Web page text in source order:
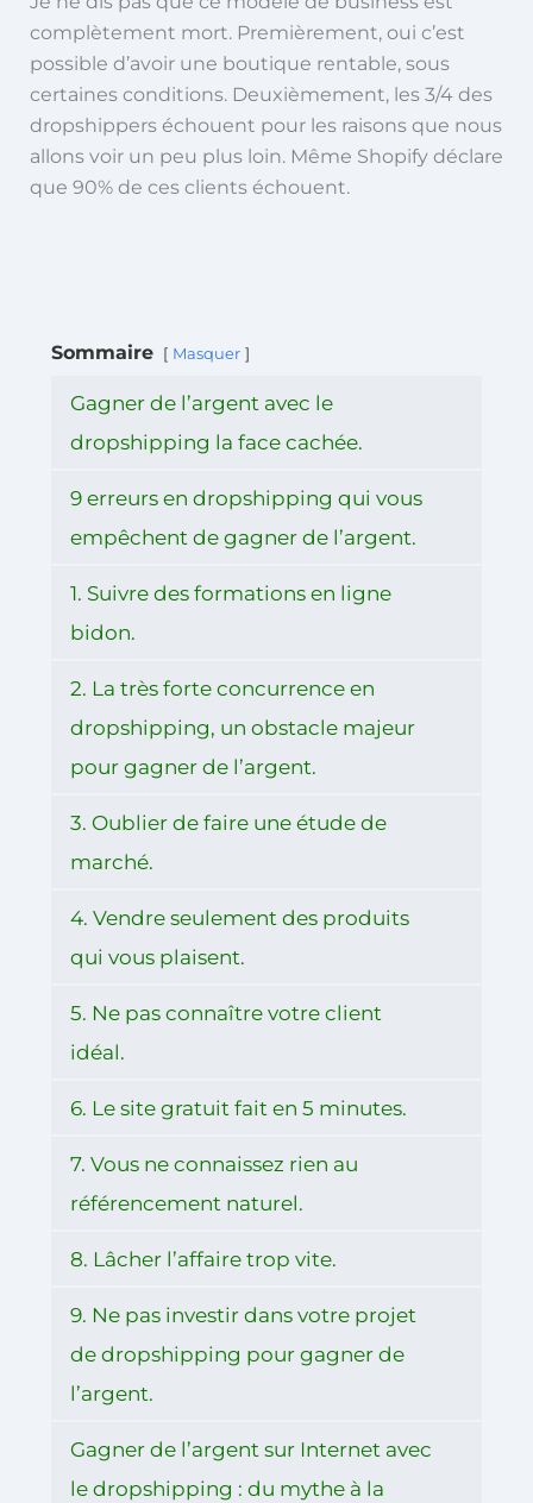
complètement mort. Premièrement, oui c’est
possible d’avoir une boutique rentable, sous
certaines conditions. Deuxièmement, les 3/4 des
dropshippers échouent pour les raisons que nous
allons voir un peu plus loin. Même Shopify déclare
que 90% de ces clients échouent.
Sommaire Masquer
Gagner de l’argent avec le
dropshipping la face cachée.
9 erreurs en dropshipping qui vous
empêchent de gagner de l’argent.
1. Suivre des formations en ligne
bidon.
2. La très forte concurrence en
dropshipping, un obstacle majeur
pour gagner de l’argent.
3. Oublier de faire une étude de
marché.
4. Vendre seulement des produits
qui vous plaisent.
5. Ne pas connaître votre client
idéal.
6. Le site gratuit fait en 5 minutes.
7. Vous ne connaissez rien au
référencement naturel.
8. Lâcher l’affaire trop vite.
9. Ne pas investir dans votre projet
de dropshipping pour gagner de
l’argent.
Gagner de l’argent sur Internet avec
le dropshipping : du mythe à la